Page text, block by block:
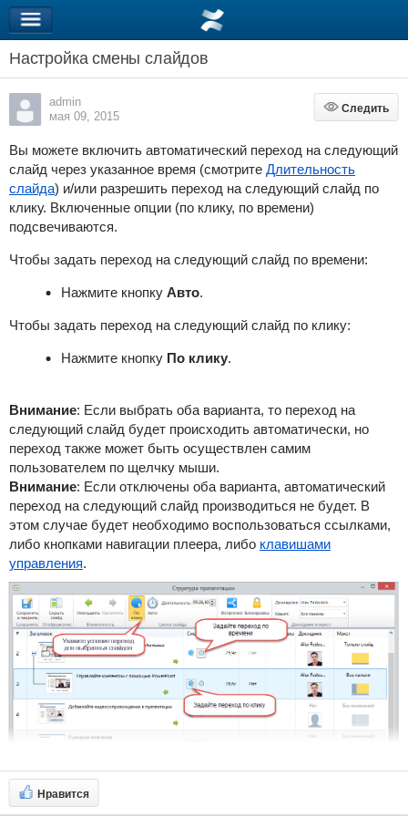
Настройка смены слайдов
admin
мая 09, 2015
Следить
Следить
Вы можете включить автоматический переход на следующий
слайд через указанное время (смотрите Длительность
слайда) и/или разрешить переход на следующий слайд по
клику. Включенные опции (по клику, по времени)
подсвечиваются.
Чтобы задать переход на следующий слайд по времени:
Нажмите кнопку Aвто.
Чтобы задать переход на следующий слайд по клику:
Нажмите кнопку По клику.
Внимание: Если выбрать оба варианта, то переход на
следующий слайд будет происходить автоматически, но
переход также может быть осуществлен самим
пользователем по щелчку мыши.
Внимание: Если отключены оба варианта, автоматический
переход на следующий слайд производиться не будет. В
этом случае будет необходимо воспользоваться ссылками,
либо кнопками навигации плеера, либо клавишами
управления.
Нравится